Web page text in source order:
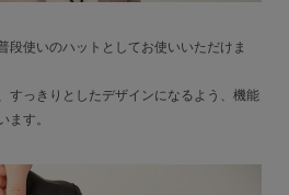
段使いのハットとしてお使いいただけま
すっきりとしたデザインになるよう、機能
ます。